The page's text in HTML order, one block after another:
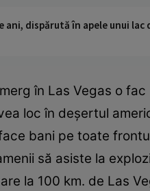
ani, dispărută în apele unui
în Las Vegas o
loc în deşertul
bani pe toate
să asiste la
la 100 km. de Las